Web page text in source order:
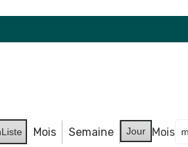
Liste Mois Semaine Jour Mois